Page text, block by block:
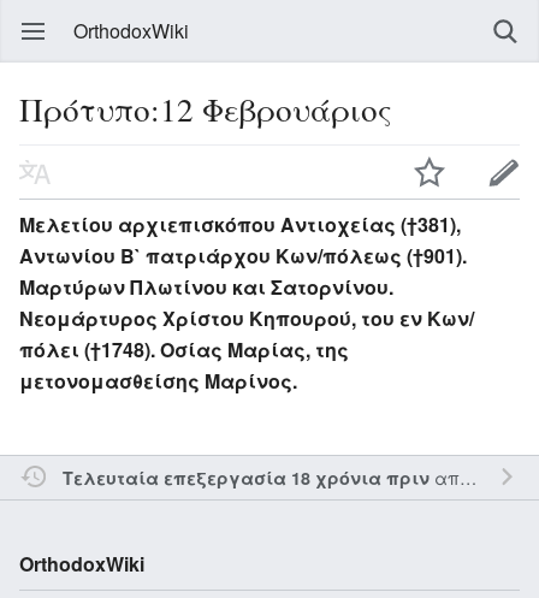
OrthodoxWiki
Πρότυπο:12 Φεβρουάριος
Μελετίου αρχιεπισκόπου Αντιοχείας (†381),
Αντωνίου Β` πατριάρχου Κων/πόλεως (†901).
Μαρτύρων Πλωτίνου και Σατορνίνου.
Νεομάρτυρος Χρίστου Κηπουρού, του εν Κων/
πόλει (†1748). Οσίας Μαρίας, της
μετονομασθείσης Μαρίνος.
Τελευταία επεξεργασία 18 χρόνια πριναπό τον την
OrthodoxWiki